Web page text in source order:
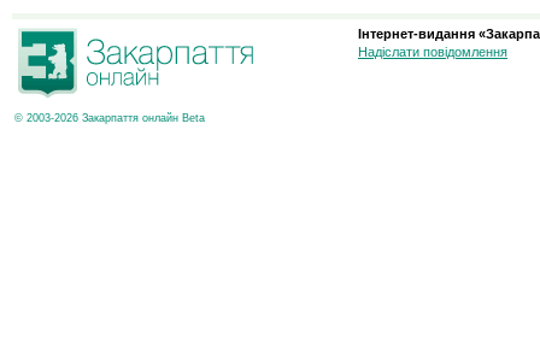
© 2003-2026 Закарпаття онлайн Beta
Інтернет-видання
Надіслати повідомлення